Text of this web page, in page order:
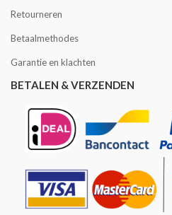
Retourneren
Betaalmethodes
Garantie en klachten
BETALEN & VERZENDEN